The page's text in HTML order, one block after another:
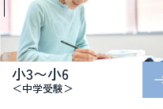
小3〜小6
＜中学受験＞